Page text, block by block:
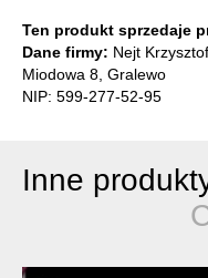
Ten produkt sprzedaje
Dane firmy: Nejt
Miodowa 8, Gralewo
NIP: 599-277-52-95
Inne